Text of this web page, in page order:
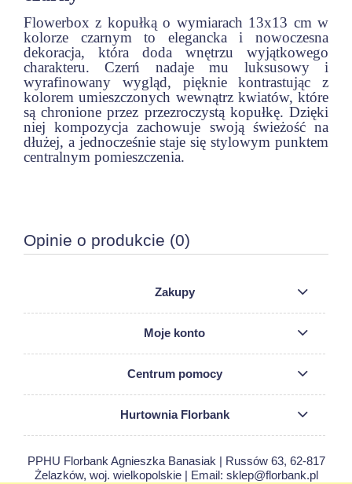
Flowerbox z kopułką o wymiarach 13x13 cm w
kolorze czarnym to elegancka i nowoczesna
dekoracja, która doda wnętrzu wyjątkowego
charakteru. Czerń nadaje mu luksusowy i
wyrafinowany wygląd, pięknie kontrastując z
kolorem umieszczonych wewnątrz kwiatów, które
są chronione przez przezroczystą kopułkę. Dzięki
niej kompozycja zachowuje swoją świeżość na
dłużej, a jednocześnie staje się stylowym punktem
centralnym pomieszczenia.
Opinie o produkcie (0)
Zakupy
Moje konto
Centrum pomocy
Hurtownia Florbank
PPHU Florbank Agnieszka Banasiak | Russów 63, 62-817
Żelazków, woj. wielkopolskie | Email: sklep@florbank.pl